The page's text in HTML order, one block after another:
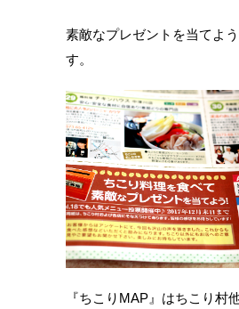
素敵なプレゼントを当てよ
す。
『ちこりMAP』はちこり村